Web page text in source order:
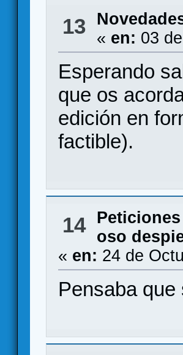
13
« en: 03
Esperando
que os
edición en
factible).
14
oso
« en: 24 de
Pensaba